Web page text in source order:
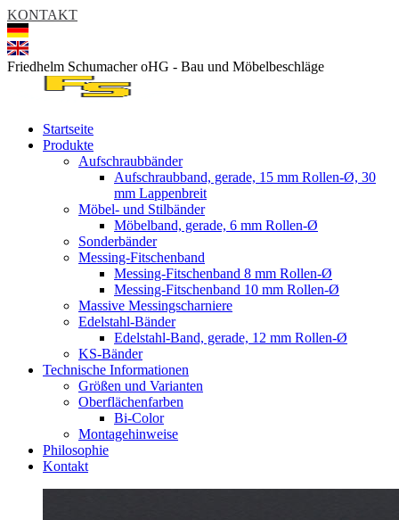
KONTAKT
Friedhelm Schumacher oHG - Bau und Möbelbeschläge
Startseite
Produkte
Aufschraubbänder
Aufschraubband, gerade, 15 mm Rollen-Ø, 30
mm Lappenbreit
Möbel- und Stilbänder
Möbelband, gerade, 6 mm Rollen-Ø
Sonderbänder
Messing-Fitschenband
Messing-Fitschenband 8 mm Rollen-Ø
Messing-Fitschenband 10 mm Rollen-Ø
Massive Messingscharniere
Edelstahl-Bänder
Edelstahl-Band, gerade, 12 mm Rollen-Ø
KS-Bänder
Technische Informationen
Größen und Varianten
Oberflächenfarben
Bi-Color
Montagehinweise
Philosophie
Kontakt